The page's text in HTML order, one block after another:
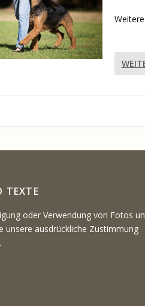
TEXTE
oder Verwendung von Fotos
unsere ausdrückliche Zustimmung